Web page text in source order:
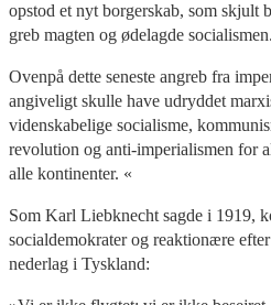
opstod et nyt borgerskab, som skjult
greb magten og ødelagde socialismen.
Ovenpå dette seneste angreb fra
angiveligt skulle have udryddet
videnskabelige socialisme,
revolution og anti-imperialismen for
alle kontinenter. «
Som Karl Liebknecht sagde i 1919,
socialdemokrater og reaktionære
nederlag i Tyskland: